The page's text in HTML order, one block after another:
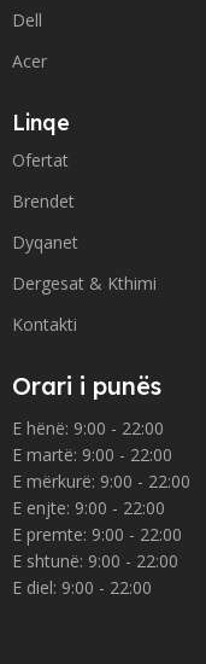
Dell
Acer
Linqe
Ofertat
Brendet
Dyqanet
Dergesat & Kthimi
Kontakti
Orari i punës
E hënë: 9:00 - 22:00
E martë: 9:00 - 22:00
E mërkurë: 9:00 - 22:00
E enjte: 9:00 - 22:00
E premte: 9:00 - 22:00
E shtunë: 9:00 - 22:00
E diel: 9:00 - 22:00